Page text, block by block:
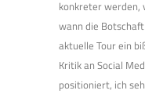
konkreter werden,
wann die
aktuelle Tour ein
Kritik an Social
positioniert, ich